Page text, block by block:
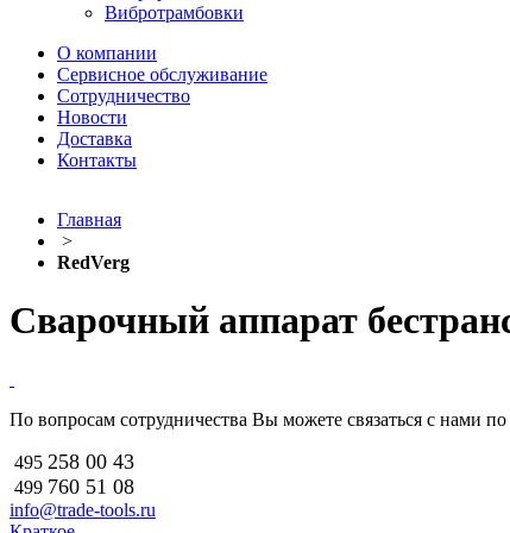
Вибротрамбовки
О компании
Сервисное обслуживание
Сотрудничество
Новости
Доставка
Контакты
Главная
>
RedVerg
Cварочный аппарат
По вопросам сотрудничества Вы можете связаться с нами
495 258 00 43
499 760 51 08
info@trade-tools.ru